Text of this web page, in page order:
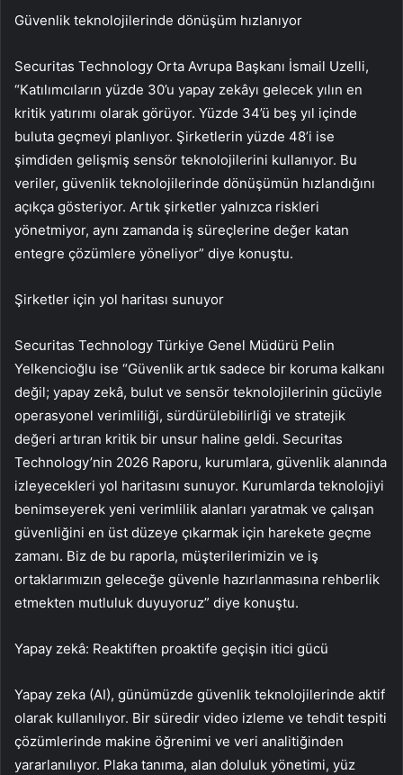
Güvenlik teknolojilerinde dönüşüm hızlanıyor
Securitas Technology Orta Avrupa Başkanı İsmail Uzelli,
“Katılımcıların yüzde 30’u yapay zekâyı gelecek yılın en
kritik yatırımı olarak görüyor. Yüzde 34’ü beş yıl içinde
buluta geçmeyi planlıyor. Şirketlerin yüzde 48’i ise
şimdiden gelişmiş sensör teknolojilerini kullanıyor. Bu
veriler, güvenlik teknolojilerinde dönüşümün hızlandığını
açıkça gösteriyor. Artık şirketler yalnızca riskleri
yönetmiyor, aynı zamanda iş süreçlerine değer katan
entegre çözümlere yöneliyor” diye konuştu.
Şirketler için yol haritası sunuyor
Securitas Technology Türkiye Genel Müdürü Pelin
Yelkencioğlu ise “Güvenlik artık sadece bir koruma kalkanı
değil; yapay zekâ, bulut ve sensör teknolojilerinin gücüyle
operasyonel verimliliği, sürdürülebilirliği ve stratejik
değeri artıran kritik bir unsur haline geldi. Securitas
Technology’nin 2026 Raporu, kurumlara, güvenlik alanında
izleyecekleri yol haritasını sunuyor. Kurumlarda teknolojiyi
benimseyerek yeni verimlilik alanları yaratmak ve çalışan
güvenliğini en üst düzeye çıkarmak için harekete geçme
zamanı. Biz de bu raporla, müşterilerimizin ve iş
ortaklarımızın geleceğe güvenle hazırlanmasına rehberlik
etmekten mutluluk duyuyoruz” diye konuştu.
Yapay zekâ: Reaktiften proaktife geçişin itici gücü
Yapay zeka (AI), günümüzde güvenlik teknolojilerinde aktif
olarak kullanılıyor. Bir süredir video izleme ve tehdit tespiti
çözümlerinde makine öğrenimi ve veri analitiğinden
yararlanılıyor. Plaka tanıma, alan doluluk yönetimi, yüz